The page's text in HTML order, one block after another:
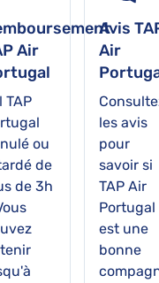
Air
TAP
ou
de
de 3h
Avis
Air
les avis
pour
savoir si
TAP Air
Portugal
est une
bonne